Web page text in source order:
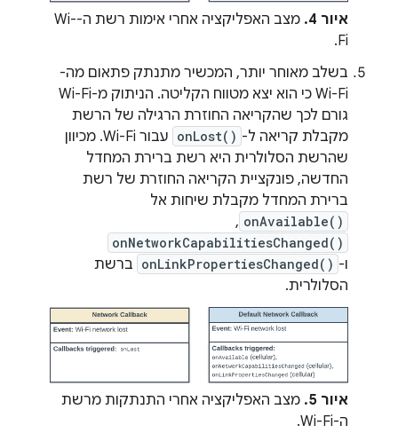
איור 4.
מצב האפליקציה אחרי אימות רשת ה-Wi-
Fi.
בשלב מאוחר יותר, המכשיר מתנתק פתאום מה-
Wi-Fi כי הוא יצא מטווח הקליטה. הניתוק מ-Wi-Fi
גורם לכך שהקריאה החוזרת הרגילה של הרשת
מקבלת קריאה ל- onLost()
עבור Wi-Fi. מכיוון
שהרשת הסלולרית היא רשת ברירת המחדל
החדשה, פונקציית הקריאה החוזרת של רשת
ברירת המחדל מקבלת שיחות אל
onAvailable()
,
onNetworkCapabilitiesChanged()
ו- onLinkPropertiesChanged() ברשת
הסלולרית.
איור 5.
מצב האפליקציה אחרי התנתקות מרשת
ה-Wi-Fi.